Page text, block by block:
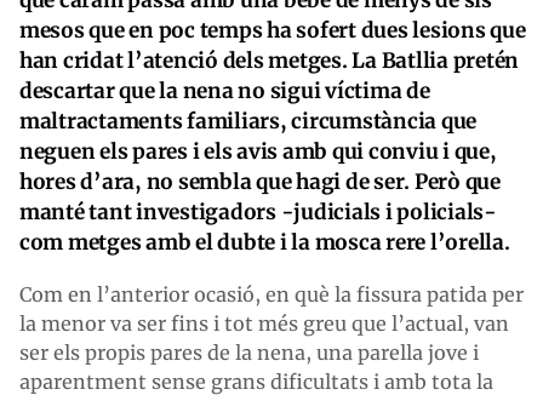
mesos que en poc temps ha sofert dues lesions que
han cridat l’atenció dels metges. La Batllia pretén
descartar que la nena no sigui víctima de
maltractaments familiars, circumstància que
neguen els pares i els avis amb qui conviu i que,
hores d’ara, no sembla que hagi de ser. Però que
manté tant investigadors -judicials i policials-
com metges amb el dubte i la mosca rere l’orella.
Com en l’anterior ocasió, en què la fissura patida per
la menor va ser fins i tot més greu que l’actual, van
ser els propis pares de la nena, una parella jove i
aparentment sense grans dificultats i amb tota la